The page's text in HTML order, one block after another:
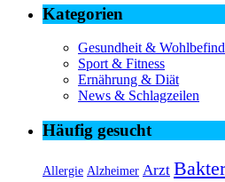
Kategorien
Gesundheit &
Sport & Fitness
Ernährung & Diät
News & Schlagzeilen
Häufig gesucht
Allergie Alzheimer Arzt